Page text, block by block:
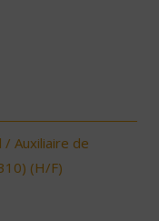
/ Auxiliaire de
(H/F)